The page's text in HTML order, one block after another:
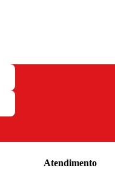
Atendimento